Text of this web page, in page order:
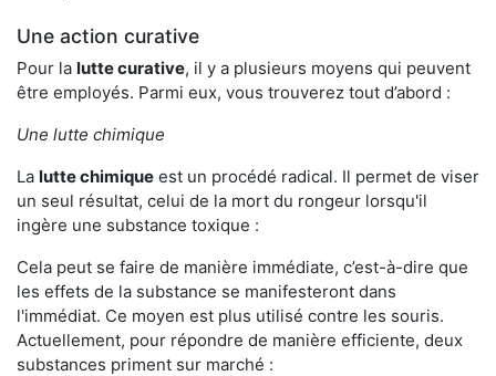
Une action curative
Pour la lutte curative, il y a plusieurs moyens qui peuvent
être employés. Parmi eux, vous trouverez tout d’abord :
Une lutte chimique
La lutte chimique est un procédé radical. Il permet de viser
un seul résultat, celui de la mort du rongeur lorsqu'il
ingère une substance toxique :
Cela peut se faire de manière immédiate, c’est-à-dire que
les effets de la substance se manifesteront dans
l'immédiat. Ce moyen est plus utilisé contre les souris.
Actuellement, pour répondre de manière efficiente, deux
substances priment sur marché :